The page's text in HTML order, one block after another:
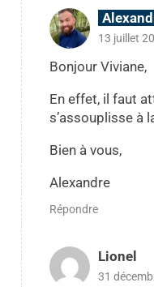
13 juillet
Bonjour Viviane,
En effet, il faut
s’assouplisse à
Bien à vous,
Alexandre
Répondre
Lionel
31